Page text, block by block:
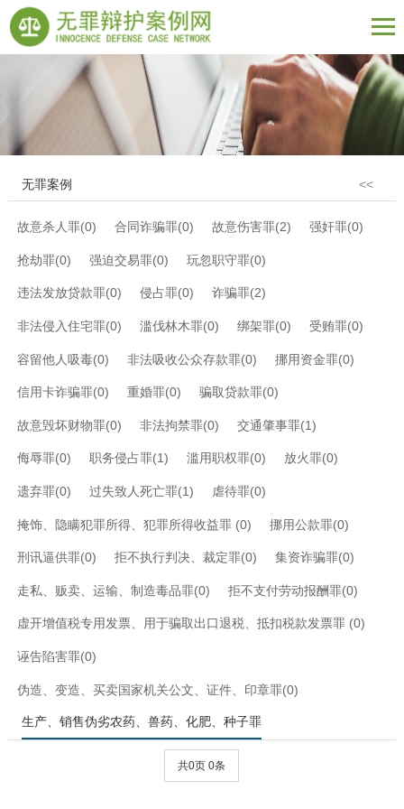
无罪案例 <<
故意杀人罪(0) 合同诈骗罪(0) 故意伤害罪(2) 强奸罪(0)
抢劫罪(0) 强迫交易罪(0) 玩忽职守罪(0)
违法发放贷款罪(0) 侵占罪(0) 诈骗罪(2)
非法侵入住宅罪(0) 滥伐林木罪(0) 绑架罪(0) 受贿罪(0)
容留他人吸毒(0) 非法吸收公众存款罪(0) 挪用资金罪(0)
信用卡诈骗罪(0) 重婚罪(0) 骗取贷款罪(0)
故意毁坏财物罪(0) 非法拘禁罪(0) 交通肇事罪(1)
侮辱罪(0) 职务侵占罪(1) 滥用职权罪(0) 放火罪(0)
遗弃罪(0) 过失致人死亡罪(1) 虐待罪(0)
掩饰、隐瞒犯罪所得、犯罪所得收益罪 (0) 挪用公款罪(0)
刑讯逼供罪(0) 拒不执行判决、裁定罪(0) 集资诈骗罪(0)
走私、贩卖、运输、制造毒品罪(0) 拒不支付劳动报酬罪(0)
虚开增值税专用发票、用于骗取出口退税、抵扣税款发票罪 (0)
诬告陷害罪(0)
伪造、变造、买卖国家机关公文、证件、印章罪(0)
生产、销售伪劣农药、兽药、化肥、种子罪
共0页 0条